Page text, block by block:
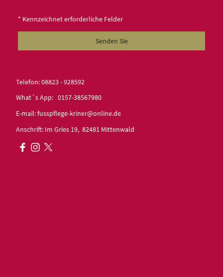
* Kennzeichnet erforderliche Felder
Senden Sie
Telefon: 08823 - 928592
What´s App: 0157-38567980
E-mail: fusspflege-kriner@online.de
Anschrift: Im Gries 19, 82481 Mittenwald